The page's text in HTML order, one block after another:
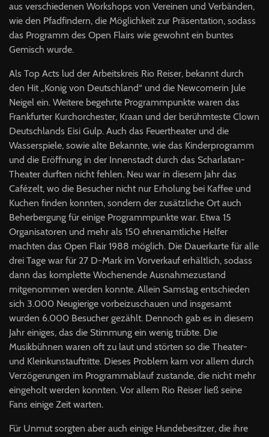
aus verschiedenen Workshops von Vereinen und Verbänden,
wie den Pfadfindern, die Möglichkeit zur Präsentation, sodass
das Programm des Open Flairs wie gewohnt ein buntes
Gemisch wurde.
Als Top Acts lud der Arbeitskreis Rio Reiser, bekannt durch
den Hit „Konig von Deutschland“ und die Newcomerin Jule
Neigel ein. Weitere begehrte Programmpunkte waren das
Frankfurter Kurchorchester, Kraan und der berühmteste Clown
Deutschlands Eisi Gulp. Auch das Feuertheater und die
Wasserspiele, sowie alte Bekannte, wie das Kinderprogramm
und die Eröffnung in der Innenstadt durch das Scharlatan-
Theater durften nicht fehlen. Neu war in diesem Jahr das
Cafézelt, wo die Besucher nicht nur Erholung bei Kaffee und
Kuchen finden konnten, sondern der zusätzliche Ort auch
Beherbergung für einige Programmpunkte war. Etwa 15
Organisatoren und mehr als 150 ehrenamtliche Helfer
machten das Open Flair 1988 möglich. Die Dauerkarte für alle
drei Tage war für 27 D-Mark im Vorverkauf erhältlich, sodass
dann das komplette Wochenende Ausnahmezustand
mitgenommen werden konnte. Allein Samstag entschieden
sich 3.000 Neugierige vorbeizuschauen und insgesamt
wurden 6.000 Besucher gezählt. Dennoch gab es in diesem
Jahr einiges, das die Stimmung ein wenig trübte. Die
Musikbühnen waren oft zu laut und störten so die Theater-
und Kleinkunstauftritte. Dieses Problem kam vor allem durch
Verzögerungen im Programmablauf zustande, die nicht mehr
eingeholt werden konnten. Vor allem Rio Reiser ließ seine
Fans einige Zeit warten.
Für Unmut sorgten aber auch einige Hundebesitzer, die ihre